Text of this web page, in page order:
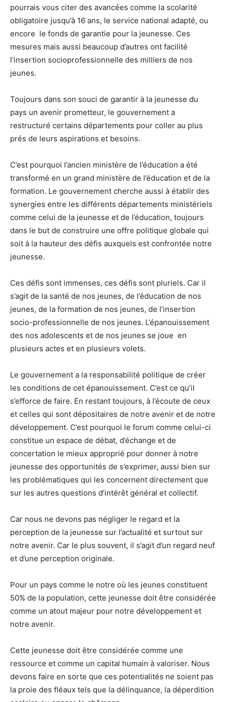
pourrais vous citer des avancées comme la scolarité
obligatoire jusqu’à 16 ans, le service national adapté, ou
encore le fonds de garantie pour la jeunesse. Ces
mesures mais aussi beaucoup d’autres ont facilité
l’insertion socioprofessionnelle des milliers de nos
jeunes.
Toujours dans son souci de garantir à la jeunesse du
pays un avenir prometteur, le gouvernement a
restructuré certains départements pour coller au plus
prés de leurs aspirations et besoins.
C’est pourquoi l’ancien ministère de l’éducation a été
transformé en un grand ministère de l’éducation et de la
formation. Le gouvernement cherche aussi à établir des
synergies entre les différents départements ministériels
comme celui de la jeunesse et de l’éducation, toujours
dans le but de construire une offre politique globale qui
soit à la hauteur des défis auxquels est confrontée notre
jeunesse.
Ces défis sont immenses, ces défis sont pluriels. Car il
s’agit de la santé de nos jeunes, de l’éducation de nos
jeunes, de la formation de nos jeunes, de l’insertion
socio-professionnelle de nos jeunes. L’épanouissement
des nos adolescents et de nos jeunes se joue en
plusieurs actes et en plusieurs volets.
Le gouvernement a la responsabilité politique de créer
les conditions de cet épanouissement. C’est ce qu’il
s’efforce de faire. En restant toujours, à l’écoute de ceux
et celles qui sont dépositaires de notre avenir et de notre
développement. C’est pourquoi le forum comme celui-ci
constitue un espace de débat, d’échange et de
concertation le mieux approprié pour donner à notre
jeunesse des opportunités de s’exprimer, aussi bien sur
les problématiques qui les concernent directement que
sur les autres questions d’intérêt général et collectif.
Car nous ne devons pas négliger le regard et la
perception de la jeunesse sur l’actualité et surtout sur
notre avenir. Car le plus souvent, il s’agit d’un regard neuf
et d’une perception originale.
Pour un pays comme le notre où les jeunes constituent
50% de la population, cette jeunesse doit être considérée
comme un atout majeur pour notre développement et
notre avenir.
Cette jeunesse doit être considérée comme une
ressource et comme un capital humain à valoriser. Nous
devons faire en sorte que ces potentialités ne soient pas
la proie des fléaux tels que la délinquance, la déperdition